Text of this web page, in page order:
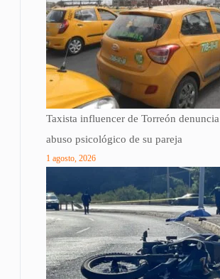
Taxista influencer de Torreón denuncia
abuso psicológico de su pareja
1 agosto, 2026